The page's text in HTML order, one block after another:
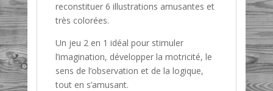
reconstituer 6 illustrations amusantes et
très colorées.
Un jeu 2 en 1 idéal pour stimuler
l’imagination, développer la motricité, le
sens de l’observation et de la logique,
tout en s’amusant.